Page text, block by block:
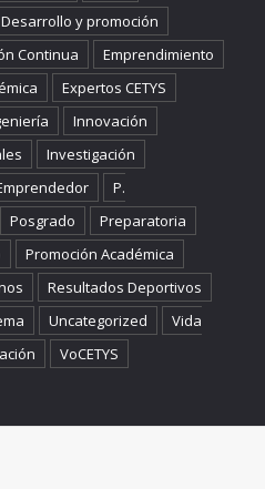
Desarrollo y promoción
Continua
Emprendimiento
Expertos CETYS
Innovación
Investigación
P.
Posgrado
Preparatoria
Promoción Académica
Resultados Deportivos
Uncategorized
Vida
VoCETYS